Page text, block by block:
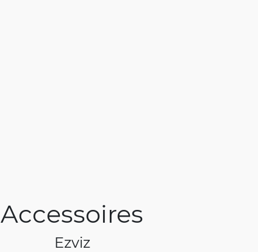
Accessoires
Ezviz